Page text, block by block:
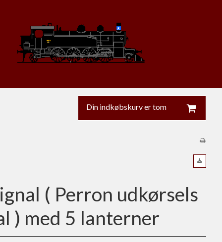
Din indkøbskurv er tom
( Perron udkørsels
) med 5 lanterner